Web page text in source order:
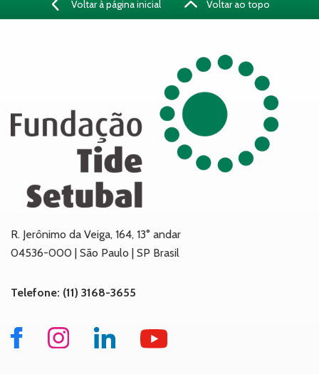
Voltar à página inicial Voltar ao topo
R. Jerônimo da Veiga, 164, 13° andar
04536-000 | São Paulo | SP Brasil
Telefone: (11) 3168-3655